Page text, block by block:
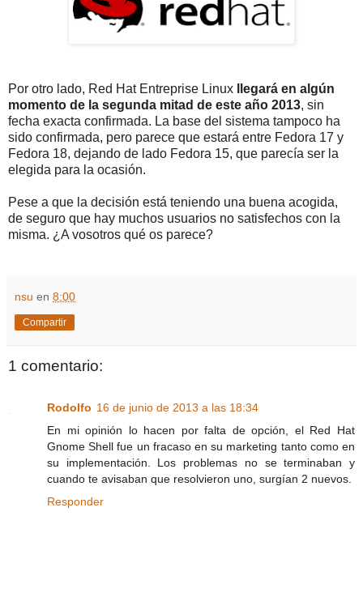
Por otro lado, Red Hat Entreprise Linux
llegará en algún
momento de la segunda mitad de este año 2013, sin
fecha exacta confirmada. La base del sistema tampoco ha
sido confirmada, pero parece que estará entre Fedora 17 y
Fedora 18, dejando de lado Fedora 15, que parecía ser la
elegida para la ocasión.
Pese a que la decisión está teniendo una buena acogida,
de seguro que hay muchos usuarios no satisfechos con la
misma. ¿A vosotros qué os parece?
nsu en 8:00
Compartir
1 comentario:
Rodolfo 16 de junio de 2013 a las 18:34
En mi opinión lo hacen por falta de opción, el Red Hat
Gnome Shell fue un fracaso en su marketing tanto como en
su implementación. Los problemas no se terminaban y
cuando te avisaban que resolvieron uno, surgían 2 nuevos.
Responder